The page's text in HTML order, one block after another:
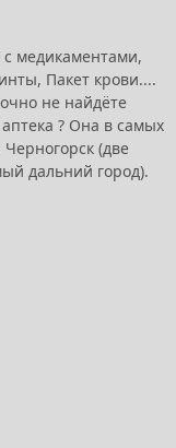
медикаментами,
Пакет крови....
не найдёте
? Она в самых
(две
дальний город).